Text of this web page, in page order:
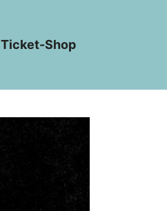
Ticket-Shop